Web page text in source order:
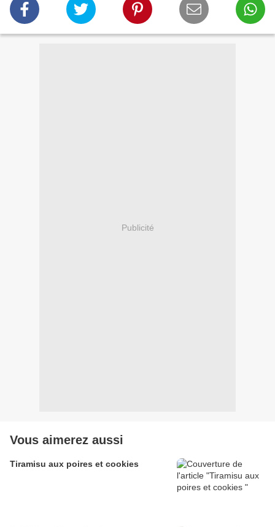
Publicité
Vous aimerez aussi
Tiramisu aux poires et cookies